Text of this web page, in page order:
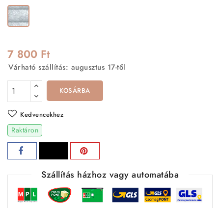
Ezüst
7 800 Ft
Várható szállítás: augusztus 17-től
KOSÁRBA
Kedvencekhez
Raktáron
Szállítás házhoz vagy automatába